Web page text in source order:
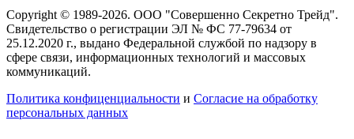
Copyright © 1989-2026. ООО "Совершенно Секретно Трейд".
Свидетельство о регистрации ЭЛ № ФС 77-79634 от
25.12.2020 г., выдано Федеральной службой по надзору в
сфере связи, информационных технологий и массовых
коммуникаций.
Политика конфиценциальности и Согласие на обработку
персональных данных